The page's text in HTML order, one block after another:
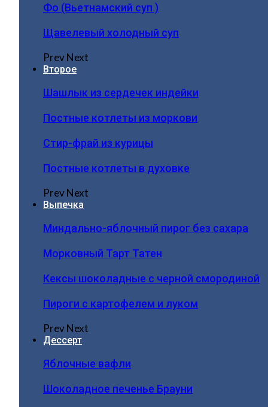
Фо (Вьетнамский суп )
Щавелевый холодный суп
PrevNext
Второе
Шашлык из сердечек индейки
Постные котлеты из моркови
Стир-фрай из курицы
Постные котлеты в духовке
PrevNext
Выпечка
Миндально-яблочный пирог без сахара
Морковный Тарт Татен
Кексы шоколадные с черной смородиной
Пироги c картофелем и луком
PrevNext
Дессерт
Яблочные вафли
Шоколадное печенье Брауни